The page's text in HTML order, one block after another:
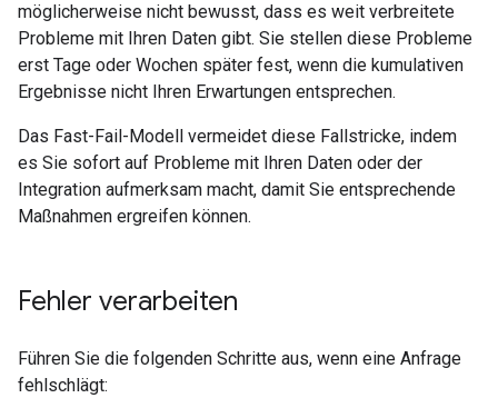
möglicherweise nicht bewusst, dass es weit verbreitete
Probleme mit Ihren Daten gibt. Sie stellen diese Probleme
erst Tage oder Wochen später fest, wenn die kumulativen
Ergebnisse nicht Ihren Erwartungen entsprechen.
Das Fast-Fail-Modell vermeidet diese Fallstricke, indem
es Sie sofort auf Probleme mit Ihren Daten oder der
Integration aufmerksam macht, damit Sie entsprechende
Maßnahmen ergreifen können.
Fehler verarbeiten
Führen Sie die folgenden Schritte aus, wenn eine Anfrage
fehlschlägt: